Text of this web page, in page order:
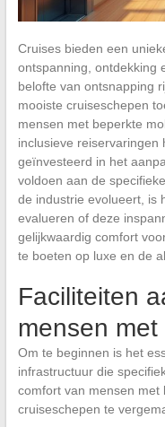
Cruises bieden een
ontspanning, ontdekking
belofte van ontsnapping
mooiste cruiseschepen
mensen met beperkte
inclusieve reiservaringen
geïnvesteerd in het
voldoen aan de
de industrie evolueert, is
evalueren of deze
gelijkwaardig comfort
te boeten op luxe en de
Faciliteiten
mensen
Om te beginnen is het
infrastructuur die
comfort van mensen met
cruiseschepen te